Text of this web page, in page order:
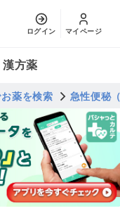
ログイン マイページ
漢方薬
薬を検索 急性便秘